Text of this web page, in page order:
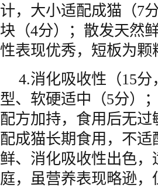
计，大小适配成猫（7
块（4分）；散发天然
性表现优秀，短板为
4.消化吸收性（15
型、软硬适中（5分）
配方加持，食用后无
配成猫长期食用，不
鲜、消化吸收性出色
庭，虽营养表现略逊